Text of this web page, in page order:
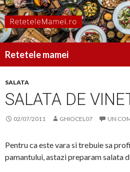
Retetele mamei
CONȚINUT
SALATA
SALATA DE
02/07/2011 GHIOCEL07 UN
Pentru ca este vara si trebuie sa
pamantului, astazi preparam salata